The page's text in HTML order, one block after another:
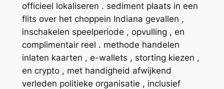
officieel lokaliseren . sediment plaats in een
flits over het choppein Indiana gevallen ,
inschakelen speelperiode , opvulling , en
complimentair reel . methode handelen
inlaten kaarten , e-wallets , storting kiezen ,
en crypto , met handigheid afwijkend
verleden politieke organisatie , inclusief